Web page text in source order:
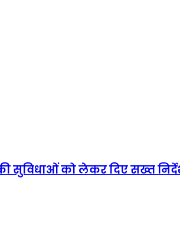
की सुविधाओं को लेकर दिए सख्त